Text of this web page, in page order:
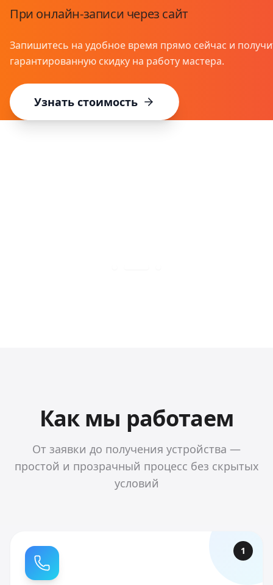
При онлайн-записи через сайт
Запишитесь на удобное время прямо сейчас и
гарантированную скидку на работу мастера.
Узнать стоимость
Как мы работаем
От заявки до получения устройства —
простой и прозрачный процесс без скрытых
условий
1